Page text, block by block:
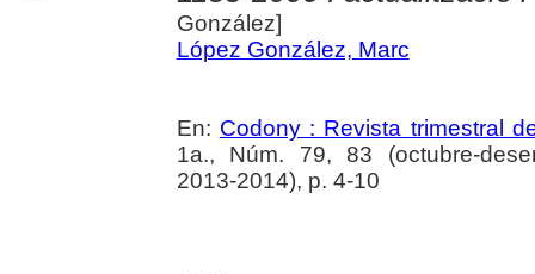
González]
López González, Marc
En: Codony : Revista trimestral
1a., Núm. 79, 83 (octubre-
2013-2014), p. 4-10